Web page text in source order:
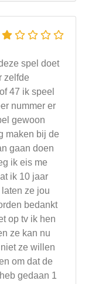
spel doet
zelfde
47 ik speel
nummer er
gewoon
maken bij de
gaan doen
ik eis me
ik 10 jaar
ze jou
bedankt
op tv ik hen
ze kan nu
ze willen
om dat de
gedaan 1